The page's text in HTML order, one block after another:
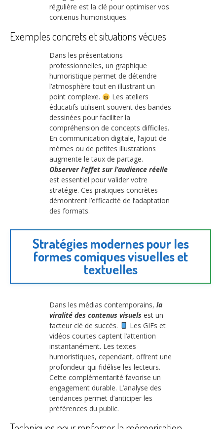
régulière est la clé pour optimiser vos
contenus humoristiques.
Exemples concrets et situations vécues
Dans les présentations
professionnelles, un graphique
humoristique permet de détendre
l’atmosphère tout en illustrant un
point complexe.
Les ateliers
éducatifs utilisent souvent des bandes
dessinées pour faciliter la
compréhension de concepts difficiles.
En communication digitale, l’ajout de
mèmes ou de petites illustrations
augmente le taux de partage.
Observer l’effet sur l’audience réelle
est essentiel pour valider votre
stratégie. Ces pratiques concrètes
démontrent l’efficacité de l’adaptation
des formats.
Stratégies modernes pour les
formes comiques visuelles et
textuelles
Dans les médias contemporains, la
viralité des contenus visuels est un
facteur clé de succès.
Les GIFs et
vidéos courtes captent l’attention
instantanément. Les textes
humoristiques, cependant, offrent une
profondeur qui fidélise les lecteurs.
Cette complémentarité favorise un
engagement durable. L’analyse des
tendances permet d’anticiper les
préférences du public.